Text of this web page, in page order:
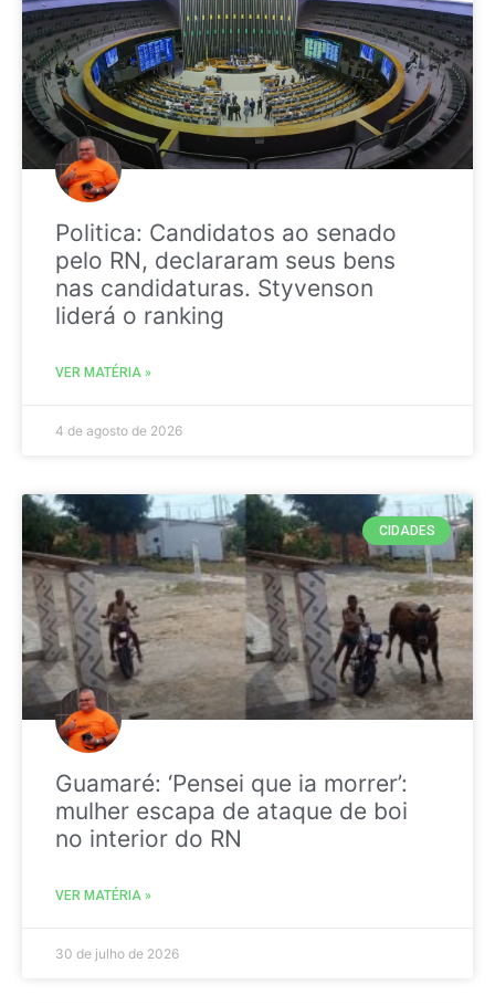
Politica: Candidatos ao senado
pelo RN, declararam seus bens
nas candidaturas. Styvenson
liderá o ranking
VER MATÉRIA »
4 de agosto de 2026
CIDADES
Guamaré: ‘Pensei que ia morrer’:
mulher escapa de ataque de boi
no interior do RN
VER MATÉRIA »
30 de julho de 2026